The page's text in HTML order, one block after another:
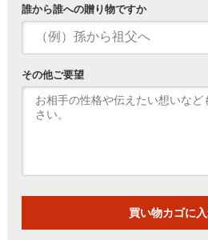
誰から誰への贈り物ですか
その他ご要望